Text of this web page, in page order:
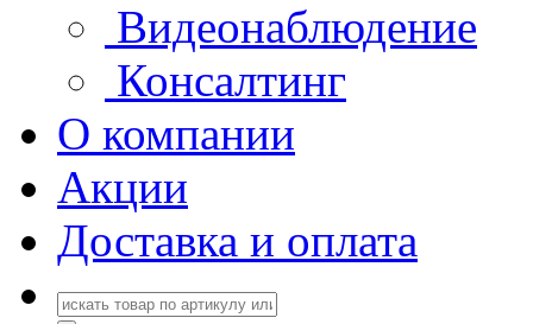
Видеонаблюдение
Консалтинг
О компании
Акции
Доставка и оплата